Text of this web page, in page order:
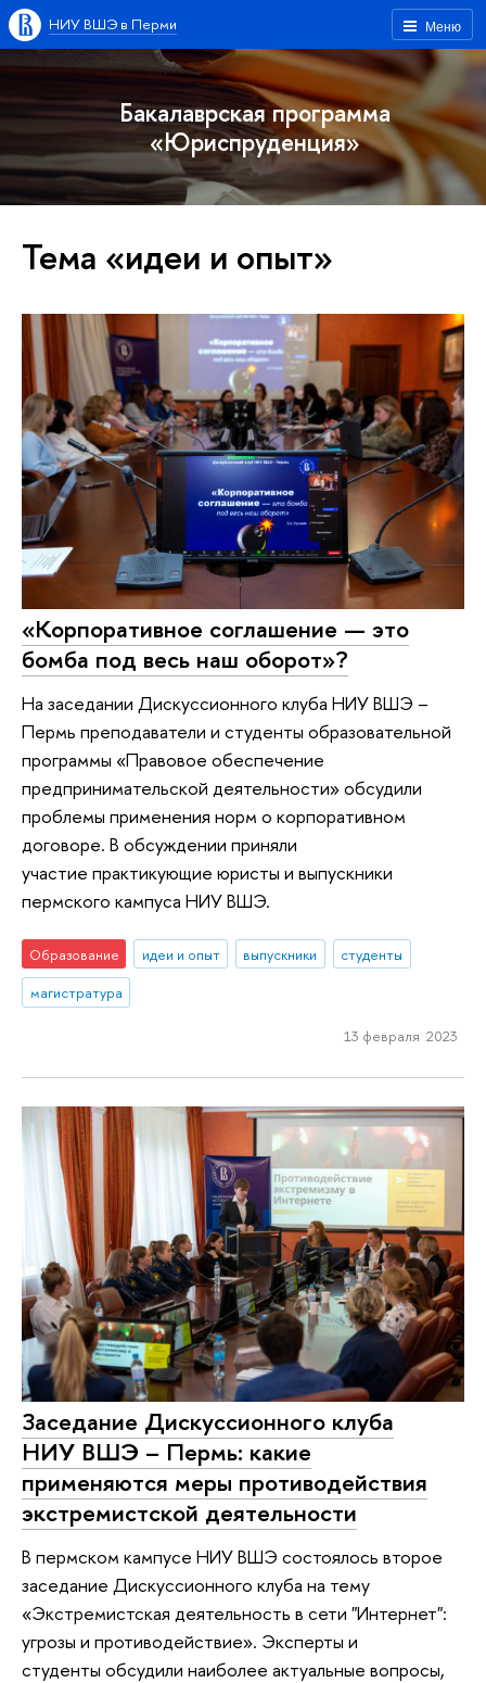
Меню
НИУ ВШЭ в Перми
Бакалаврская программа
«Юриспруденция»
Тема «идеи и опыт»
«Корпоративное соглашение — это
бомба под весь наш оборот»?
На заседании Дискуссионного клуба НИУ ВШЭ –
Пермь преподаватели и студенты образовательной
программы «Правовое обеспечение
предпринимательской деятельности» обсудили
проблемы применения норм о корпоративном
договоре. В обсуждении приняли
участие практикующие юристы и выпускники
пермского кампуса НИУ ВШЭ.
Образование идеи и опыт выпускники
студенты
магистратура
13 февраля 2023
Заседание Дискуссионного клуба
НИУ ВШЭ – Пермь: какие
применяются меры противодействия
экстремистской деятельности
В пермском кампусе НИУ ВШЭ состоялось второе
заседание Дискуссионного клуба на тему
«Экстремистская деятельность в сети "Интернет":
угрозы и противодействие». Эксперты и
студенты обсудили наиболее актуальные вопросы,